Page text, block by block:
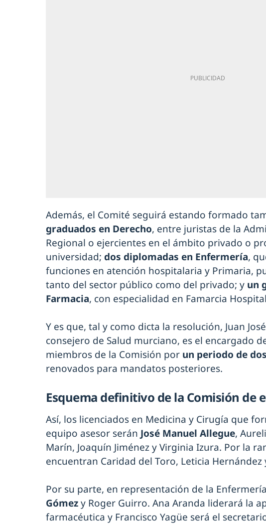
Además, el Comité seguirá estando formado
graduados en Derecho, entre juristas de la
Regional o ejercientes en el ámbito privado o
universidad; dos diplomadas en Enfermería,
funciones en atención hospitalaria y Primaria,
tanto del sector público como del privado; y un
Farmacia, con especialidad en Famarcia
Y es que, tal y como dicta la resolución, Juan
consejero de Salud murciano, es el encargado
miembros de la Comisión por un periodo de
renovados para mandatos posteriores.
Esquema definitivo de la Comisión de
Así, los licenciados en Medicina y Cirugía que
equipo asesor serán José Manuel Allegue,
Marín, Joaquín Jiménez y Virginia Izura. Por la
encuentran Caridad del Toro, Leticia Hernández
Por su parte, en representación de la
Gómezy Roger Guirro. Ana Aranda liderará la
farmacéutica y Francisco Yagüe será el